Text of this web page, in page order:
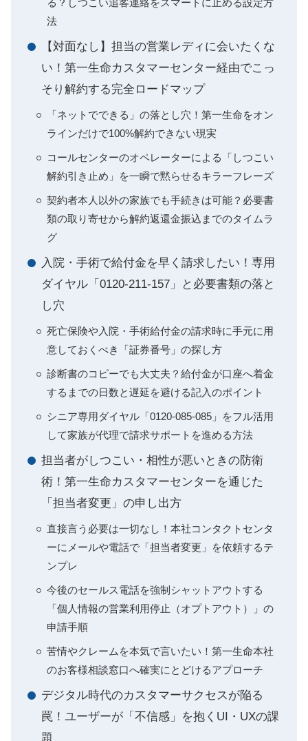
る？しつこい追客連絡をスマートに止める設定方
法
【対面なし】担当の営業レディに会いたくな
い！第一生命カスタマーセンター経由でこっ
そり解約する完全ロードマップ
「ネットでできる」の落とし穴！第一生命をオン
ラインだけで100%解約できない現実
コールセンターのオペレーターによる「しつこい
解約引き止め」を一瞬で黙らせるキラーフレーズ
契約者本人以外の家族でも手続きは可能？必要書
類の取り寄せから解約返還金振込までのタイムラ
グ
入院・手術で給付金を早く請求したい！専用
ダイヤル「0120-211-157」と必要書類の落と
し穴
死亡保険や入院・手術給付金の請求時に手元に用
意しておくべき「証券番号」の探し方
診断書のコピーでも大丈夫？給付金が口座へ着金
するまでの日数と遅延を避ける記入のポイント
シニア専用ダイヤル「0120-085-085」をフル活用
して家族が代理で請求サポートを進める方法
担当者がしつこい・相性が悪いときの防衛
術！第一生命カスタマーセンターを通じた
「担当者変更」の申し出方
直接言う必要は一切なし！本社コンタクトセンタ
ーにメールや電話で「担当者変更」を依頼するテ
ンプレ
今後のセールス電話を強制シャットアウトする
「個人情報の営業利用停止（オプトアウト）」の
申請手順
苦情やクレームを本気で言いたい！第一生命本社
のお客様相談窓口へ確実にとどけるアプローチ
デジタル時代のカスタマーサクセスが陥る
罠！ユーザーが「不信感」を抱くUI・UXの課
題